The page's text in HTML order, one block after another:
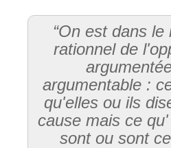
“On est dans
rationnel de
argumentable :
qu'elles ou ils
cause mais ce qu'
sont ou sont